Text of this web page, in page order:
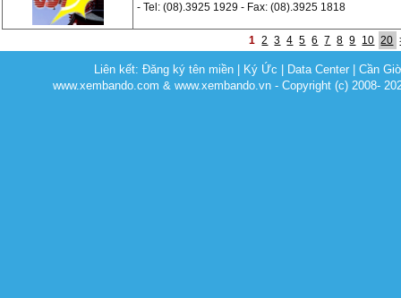
- Tel: (08).3925 1929 - Fax: (08).3925 1818
1 2 3 4 5 6 7 8 9 10 20
Liên kết:Đăng ký tên miền Ký Ức Data Center |Cần
www.xembando.com & www.xembando.vn - Copyright (c) 2008-